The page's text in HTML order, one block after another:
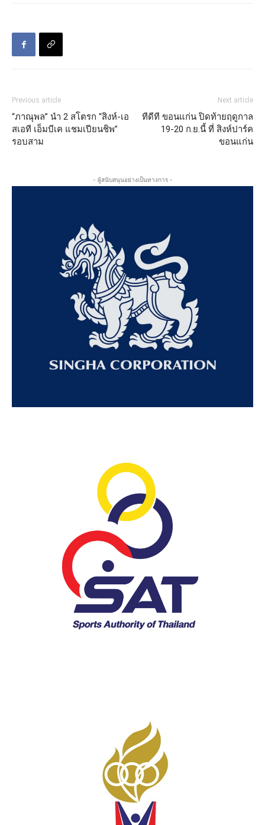
Previous article
“ภาณุพล” นำ 2 สโตรก “สิงห์-เอ
สเอที เอ็มบีเค แชมเปียนชิพ”
รอบสาม
Next article
ทีดีที ขอนแก่น ปิดท้ายฤดูกาล
19-20 ก.ย.นี้ ที่ สิงห์ปาร์ค
ขอนแก่น
- ผู้สนับสนุนอย่างเป็นทางการ -